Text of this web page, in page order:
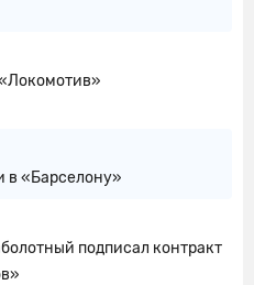
в «Барселону»
подписал контракт